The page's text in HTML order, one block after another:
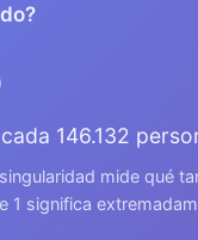
146.132
mide qué
1 significa